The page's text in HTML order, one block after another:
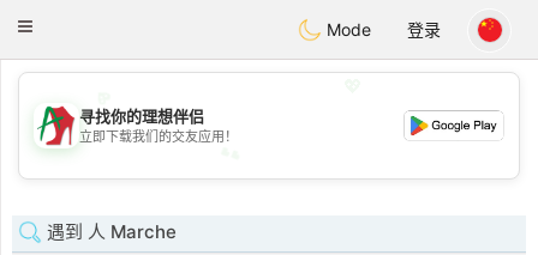
AmamiOra
Toggle
Mode 登录
💕
💕
寻找你的理想伴侣
立即下载我们的交友应用！
遇到 人 Marche